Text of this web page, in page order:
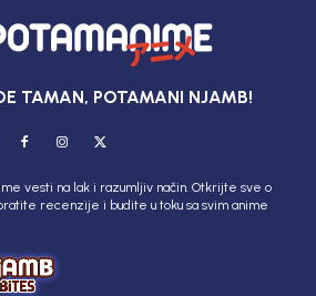
TAMAN, POTAMANI NJAMB!
vesti na lak i razumljiv način. Otkrijte sve o
recenzije i budite u toku sa svim anime